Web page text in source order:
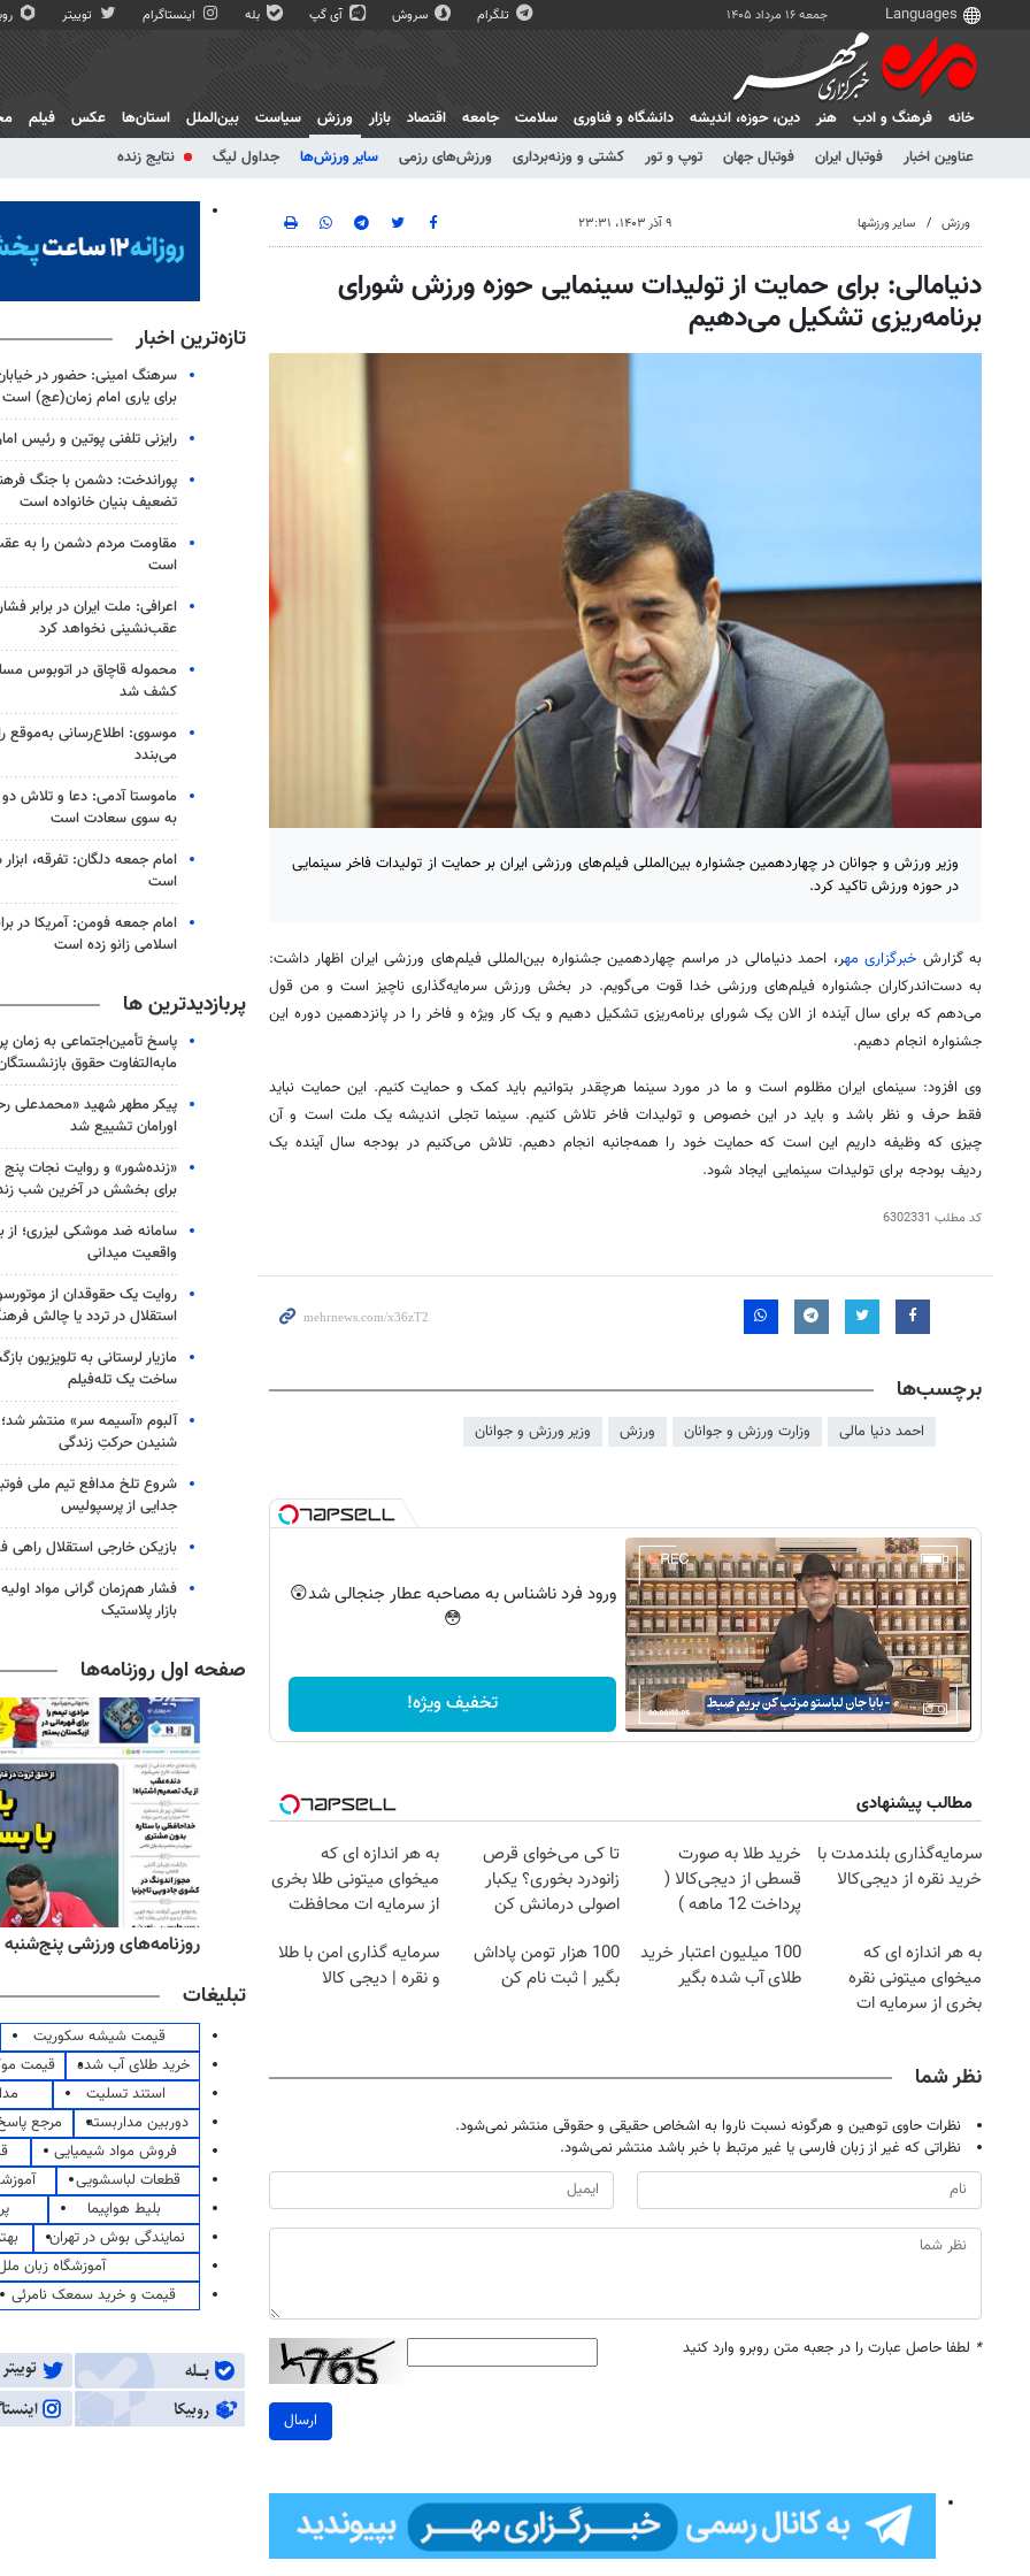
جمعه ۱۶ مرداد ۱۴۰۵ تلگرام سروش آی گپ بله اینستاگرام توییتر
خانه فرهنگ و ادب هنر دين، حوزه، انديشه دانشگاه و فناوری سلامت جامعه اقتصاد بازار
ورزش
عناوین اخبار
فوتبال ایران فوتبال جهان توپ و تور کشتی و وزنه‌برداری ورزش‌های رزمی سایر ورزش‌ها جداول لیگ نتایج زنده
سیاست بین‌الملل استان‌ها عکس فیلم
ورزش سایر ورزشها ۹ آذر ۱۴۰۳، ۲۳:۳۱
دنیامالی: برای حمایت از تولیدات سینمایی حوزه ورزش شورای
برنامه‌ریزی تشکیل می‌دهیم
وزیر ورزش و جوانان در چهاردهمین جشنواره بین‌المللی فیلم‌های ورزشی ایران بر حمایت از تولیدات فاخر سینمایی
در حوزه ورزش تاکید کرد.
به گزارش خبرگزاری مهر، احمد دنیامالی در مراسم چهاردهمین جشنواره بین‌المللی فیلم‌های ورزشی ایران اظهار داشت:
به دست‌اندرکاران جشنواره فیلم‌های ورزشی خدا قوت می‌گویم. در بخش ورزش سرمایه‌گذاری ناچیز است و من قول
می‌دهم که برای سال آینده از الان یک شورای برنامه‌ریزی تشکیل دهیم و یک کار ویژه و فاخر را در پانزدهمین دوره این
جشنواره انجام دهیم.
وی افزود: سینمای ایران مظلوم است و ما در مورد سینما هرچقدر بتوانیم باید کمک و حمایت کنیم. این حمایت نباید
فقط حرف و نظر باشد و باید در این خصوص و تولیدات فاخر تلاش کنیم. سینما تجلی اندیشه یک ملت است و آن
چیزی که وظیفه داریم این است که حمایت خود را همه‌جانبه انجام دهیم. تلاش می‌کنیم در بودجه سال آینده یک
ردیف بودجه برای تولیدات سینمایی ایجاد شود.
کد مطلب 6302331
برچسب‌ها
احمد دنیا مالی وزارت ورزش و جوانان ورزش وزیر ورزش و جوانان
ورود فرد ناشناس به مصاحبه عطار جنجالی شد😲
😳
تخفیف ویژه!
مطالب پیشنهادی
سرمایه‌گذاری بلندمدت با
خرید نقره از دیجی‌کالا
خرید طلا به صورت
قسطی از دیجی‌کالا (
پرداخت 12 ماهه )
تا کی می‌خوای قرص
زانودرد بخوری؟ یکبار
اصولی درمانش کن
به هر اندازه ای که
میخوای میتونی طلا بخری
از سرمایه ات محافظت
به هر اندازه ای که
میخوای میتونی نقره
بخری از سرمایه ات
100 میلیون اعتبار خرید
طلای آب شده بگیر
100 هزار تومن پاداش
بگیر | ثبت نام کن
سرمایه گذاری امن با طلا
و نقره | دیجی کالا
نظر شما
نظرات حاوی توهین و هرگونه نسبت ناروا به اشخاص حقیقی و حقوقی منتشر نمی‌شود.
نظراتی که غیر از زبان فارسی یا غیر مرتبط با خبر باشد منتشر نمی‌شود.
* لطفا حاصل عبارت را در جعبه متن روبرو وارد کنید
ارسال
تازه‌ترین اخبار
سرهنگ امینی: حضور در
برای یاری امام زمان(عج) است
رایزنی تلفنی پوتین و رئیس
پوراندخت: دشمن با جنگ
تضعیف بنیان خانواده است
مقاومت مردم دشمن را به
است
اعرافی: ملت ایران در برابر
عقب‌نشینی نخواهد کرد
محموله قاچاق در اتوبوس
کشف شد
موسوی: اطلاع‌رسانی به‌موقع
می‌بندد
ماموستا آدمی: دعا و تلاش
به سوی سعادت است
امام جمعه دلگان: تفرقه،
است
امام جمعه فومن: آمریکا در
اسلامی زانو زده است
پربازدیدترین ها
پاسخ تأمین‌اجتماعی به زمان
مابه‌التفاوت حقوق
پیکر مطهر شهید «محمدعلی
اورامان تشییع شد
«زنده‌شور» و روایت نجات
برای بخشش در آخرین شب
سامانه ضد موشکی لیزری؛ از
واقعیت میدانی
روایت یک حقوقدان از
استقلال در تردد یا چالش
مازیار لرستانی به تلویزیون
ساخت یک تله‌فیلم
آلبوم «آسیمه سر» منتشر
شنیدن حرکتِ زندگی
شروع تلخ مدافع تیم ملی
جدایی از پرسپولیس
بازیکن خارجی استقلال راهی
فشار هم‌زمان گرانی مواد
بازار پلاستیک
صفحه اول روزنامه‌ها
روزنامه‌های اقتصادی پنج‌شنبه ۱۵ مرداد ۱۴۰۵ روزنامه‌های صبح پنج‌شنبه ۱۵ مرداد ۱۴۰۵ روزنامه‌های ورزشی پنج‌شنبه ۱۵ مرداد ۱۴۰۵
تبلیغات
قیمت شیشه سکوریت
خرید طلای آب شده
قیمت
استند تسلیت
دوربین مداربسته
مرجع
فروش مواد شیمیایی
قطعات لباسشویی
بلیط هواپیما
نمایندگی بوش در تهران
آموزشگاه زبان
قیمت و خرید سمعک نامرئی